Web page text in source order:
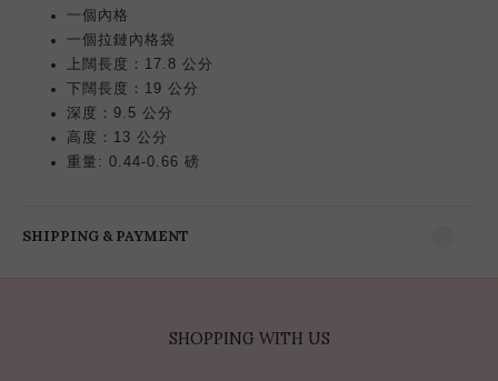
一個內格
一個拉鏈內格袋
上闊長度：17.8 公分
下闊長度：19 公分
深度：9.5 公分
高度：13 公分
重量: 0.44-0.66 磅
SHIPPING & PAYMENT
SHOPPING WITH US